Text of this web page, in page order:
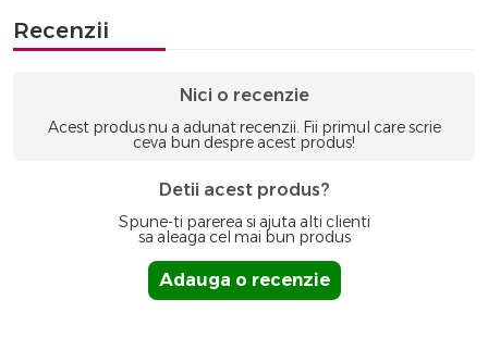
Recenzii
Nici o recenzie
Acest produs nu a adunat recenzii. Fii primul care scrie
ceva bun despre acest produs!
Detii acest produs?
Spune-ti parerea si ajuta alti clienti
sa aleaga cel mai bun produs
Adauga o recenzie